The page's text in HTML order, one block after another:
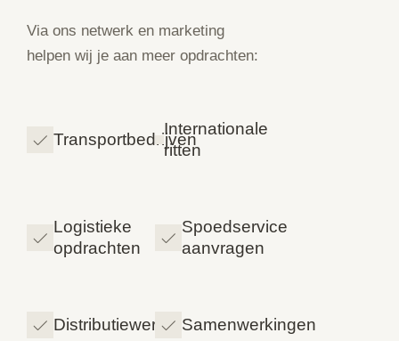
Via ons netwerk en marketing
helpen wij je aan meer opdrachten:
Transportbedrijven
Internationale
ritten
Logistieke
opdrachten
Spoedservice
aanvragen
Distributiewerk Samenwerkingen